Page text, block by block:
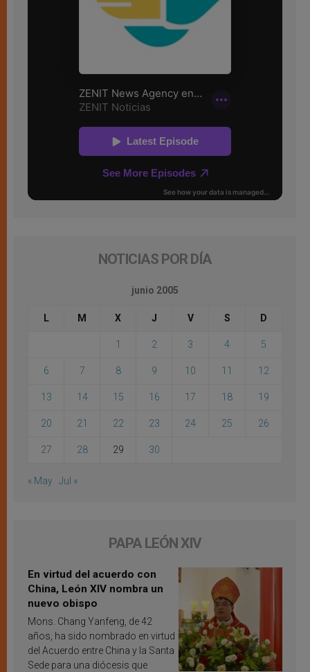
NOTICIAS POR DÍA
junio 2005
L M X J V S D
1 2 3 4 5
6 7 8 9 10 11 12
13 14 15 16 17 18 19
20 21 22 23 24 25 26
27 28 29 30
« May Jul »
PAPA LEÓN XIV
En virtud del acuerdo con
China, León XIV nombra un
nuevo obispo
Mons. Chang Yanfeng, de 42
años, ha sido nombrado en virtud
del Acuerdo entre China y la Santa
Sede para una diócesis que